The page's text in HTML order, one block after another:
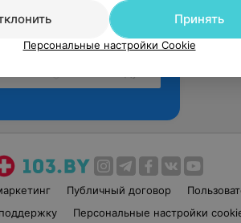
Публичный договор
Персональные настройки
Принять
Персональные настройки Cookie